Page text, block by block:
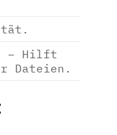
– Hilft
Dateien.